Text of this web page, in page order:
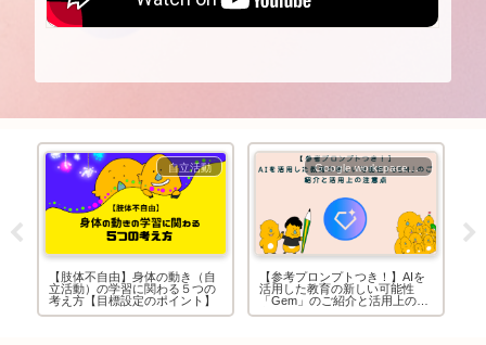
自立活動
【肢体不自由】身体の動き（自
立活動）の学習に関わる５つの
考え方【目標設定のポイント】
Google workspace活用
【参考プロンプトつき！】AIを
活用した教育の新しい可能性
「Gem」のご紹介と活用上の注
意点